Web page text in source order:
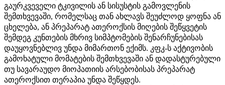
გაურკვეველი ტკივილის ან სისუსტის გამოვლენის
შემთხვევაში, რომელსაც თან ახლავს შეუძლოდ ყოფნა ან
ცხელება, ან პრეპარატ ათეროქსის მიღების შეწყვეტის
შემდეგ კუნთების მხრივ სიმპტომების შენარჩუნებისას
დაუყოვნებლივ უნდა მიმართონ ექიმს. კფკ-ს აქტივობის
გამოხატული მომატების შემთხვევაში ან დადასტურებული
თუ სავარაუდო მიოპათიის არსებობისას პრეპარატ
ათეროქსით თერაპია უნდა შეწყდეს.